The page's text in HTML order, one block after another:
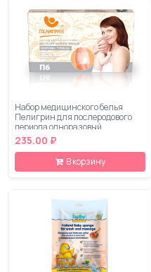
Набор медицинского белья
Пелигрин для послеродового
периода одноразовый
стерильный П6
235.00 ₽
В корзину